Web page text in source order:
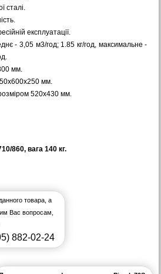
сталі.
експлуатації.
- 3,05 м3/год; 1.85 кг/год, максимальне -
мм.
мм.
520х430 мм.
860, вага 140 кг.
товара, а
Вас вопросам,
882-02-24